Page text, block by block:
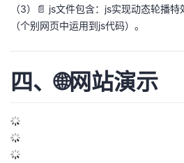
（3）📄 js文件包含：js实现动态轮播
（个别网页中运用到js代码）。
四、🌐网站演示